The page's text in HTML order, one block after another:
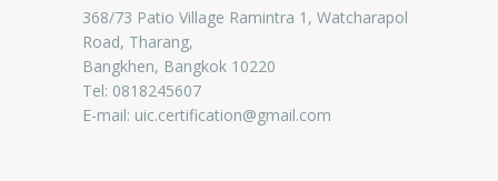
368/73 Patio Village Ramintra 1, Watcharapol
Road, Tharang,
Bangkhen, Bangkok 10220
Tel: 0818245607
E-mail: uic.certification@gmail.com